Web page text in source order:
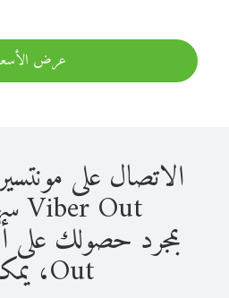
عرض
الاتصال على
Viber Out سهل للغاية.
Out، يمكنك: